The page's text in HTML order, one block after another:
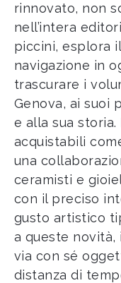
rinnovato, non
nell’intera
piccini, esplora
navigazione in
trascurare i
Genova, ai suoi
e alla sua
acquistabili
una
ceramisti e
con il preciso
gusto artistico
a queste
via con sé
distanza di